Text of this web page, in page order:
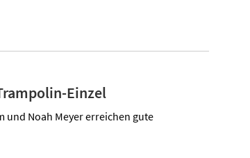
Einzel
und Noah Meyer erreichen gute